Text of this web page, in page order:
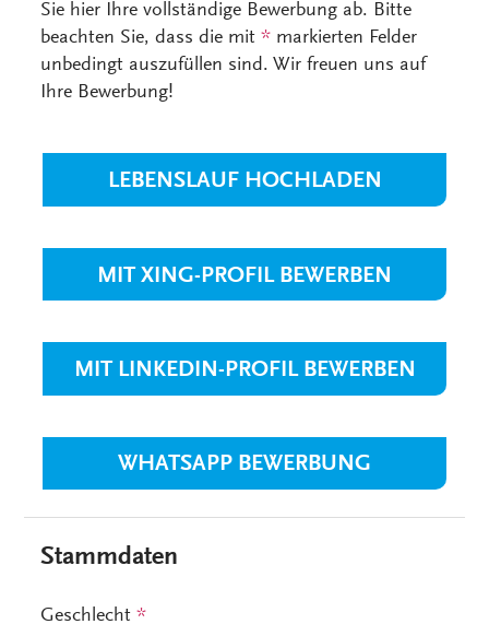
Sie hier Ihre vollständige Bewerbung ab. Bitte
beachten Sie, dass die mit* markierten Felder
unbedingt auszufüllen sind. Wir freuen uns auf
Ihre Bewerbung!
LEBENSLAUF HOCHLADEN
MIT XING-PROFIL BEWERBEN
MIT LINKEDIN-PROFIL BEWERBEN
WHATSAPP BEWERBUNG
Stammdaten
Geschlecht*